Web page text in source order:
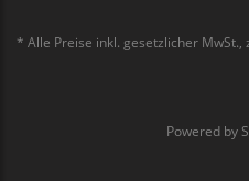
* Alle Preise inkl. gesetzlicher MwSt.,
Powered by